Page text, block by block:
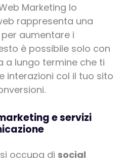
Marketing lo
rappresenta una
aumentare i
è possibile solo con
a lungo termine che ti
interazioni col il tuo sito
e servizi
occupa di social